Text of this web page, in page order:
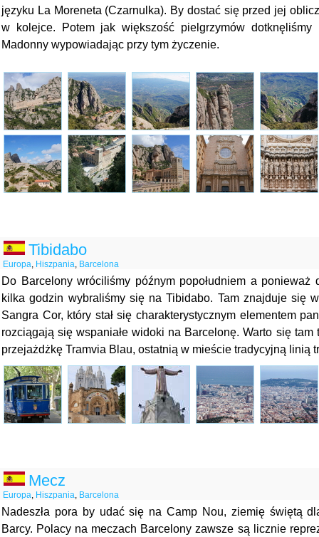
języku La Moreneta (Czarnulka). By dostać się przed jej
w kolejce. Potem jak większość pielgrzymów dotknęliśmy
Madonny wypowiadając przy tym życzenie.
Tibidabo
Europa, Hiszpania, Barcelona
Do Barcelony wróciliśmy późnym popołudniem a ponieważ
kilka godzin wybraliśmy się na Tibidabo. Tam znajduje się
Sangra Cor, który stał się charakterystycznym elementem
rozciągają się wspaniałe widoki na Barcelonę. Warto się
przejażdżkę Tramvia Blau, ostatnią w mieście tradycyjną linią
Mecz
Europa, Hiszpania, Barcelona
Nadeszła pora by udać się na Camp Nou, ziemię świętą
Barcy. Polacy na meczach Barcelony zawsze są licznie